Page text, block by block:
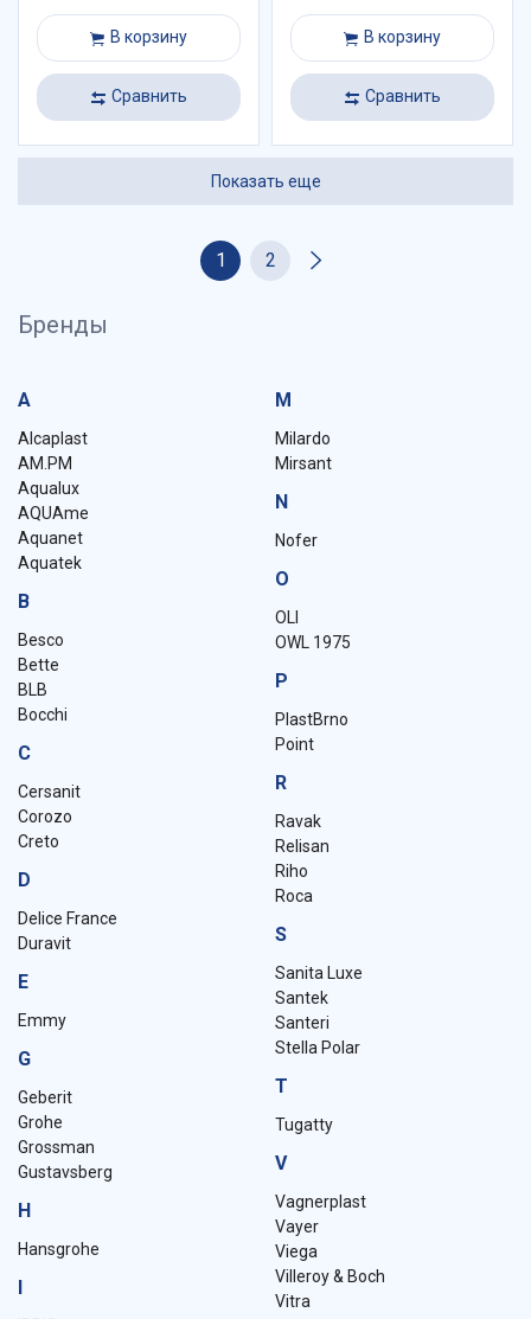
В корзину
Сравнить
В корзину
Сравнить
Показать еще
1 2
Бренды
A
Alcaplast
AM.PM
Aqualux
AQUAme
Aquanet
Aquatek
B
Besco
Bette
BLB
Bocchi
C
Cersanit
Corozo
Creto
D
Delice France
Duravit
E
Emmy
G
Geberit
Grohe
Grossman
Gustavsberg
H
Hansgrohe
I
M
Milardo
Mirsant
N
Nofer
O
OLI
OWL 1975
P
PlastBrno
Point
R
Ravak
Relisan
Riho
Roca
S
Sanita Luxe
Santek
Santeri
Stella Polar
T
Tugatty
V
Vagnerplast
Vayer
Viega
Villeroy & Boch
Vitra